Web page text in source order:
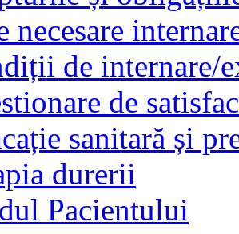
necesare
de internare/
de
sanitară și
durerii
Pacientului